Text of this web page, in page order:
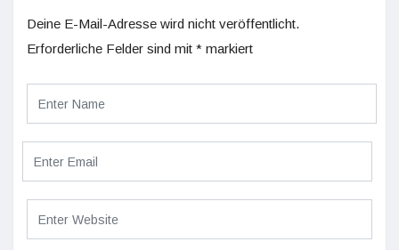
Deine E-Mail-Adresse wird nicht veröffentlicht.
Erforderliche Felder sind mit * markiert